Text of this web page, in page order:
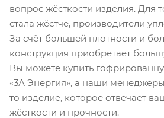
вопрос жёсткости изделия. Для
стала жёстче, производители
За счёт большей плотности и
конструкция приобретает
Вы можете купить
«3А Энергия», а наши
то изделие, которое отвечает
жёсткости и прочности.